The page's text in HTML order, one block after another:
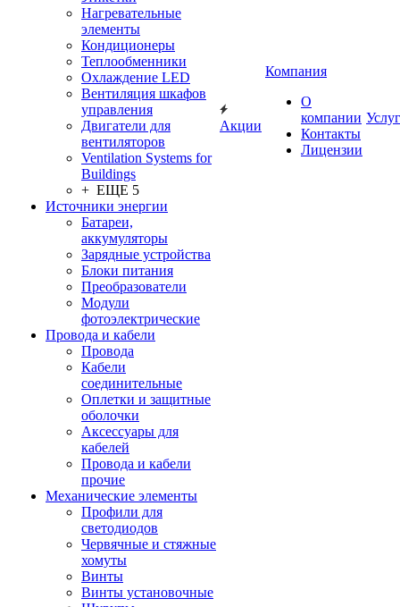
Нагревательные
элементы
Кондиционеры
Теплообменники
Охлаждение LED
Вентиляция шкафов
управления
Двигатели для
вентиляторов
Ventilation Systems for
Buildings
+ ЕЩЕ 5
Источники энергии
Батареи,
аккумуляторы
Зарядные устройства
Блоки питания
Преобразователи
Модули
фотоэлектрические
Провода и кабели
Провода
Кабели
соединительные
Оплетки и защитные
оболочки
Аксессуары для
кабелей
Провода и кабели
прочие
Механические элементы
Профили для
светодиодов
Червячные и стяжные
хомуты
Винты
Винты установочные
Акции
Компания
О
компании
Контакты
Лицензии